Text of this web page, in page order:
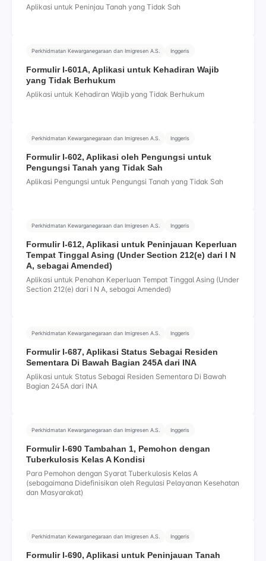
Aplikasi untuk Peninjau Tanah yang Tidak Sah
Perkhidmatan Kewarganegaraan dan Imigresen A.S. Inggeris
Formulir I-601A, Aplikasi untuk Kehadiran Wajib
yang Tidak Berhukum
Aplikasi untuk Kehadiran Wajib yang Tidak Berhukum
Perkhidmatan Kewarganegaraan dan Imigresen A.S. Inggeris
Formulir I-602, Aplikasi oleh Pengungsi untuk
Pengungsi Tanah yang Tidak Sah
Aplikasi Pengungsi untuk Pengungsi Tanah yang Tidak Sah
Perkhidmatan Kewarganegaraan dan Imigresen A.S. Inggeris
Formulir I-612, Aplikasi untuk Peninjauan Keperluan
Tempat Tinggal Asing (Under Section 212(e) dari I N
A, sebagai Amended)
Aplikasi untuk Penahan Keperluan Tempat Tinggal Asing (Under
Section 212(e) dari I N A, sebagai Amended)
Perkhidmatan Kewarganegaraan dan Imigresen A.S. Inggeris
Formulir I-687, Aplikasi Status Sebagai Residen
Sementara Di Bawah Bagian 245A dari INA
Aplikasi untuk Status Sebagai Residen Sementara Di Bawah
Bagian 245A dari INA
Perkhidmatan Kewarganegaraan dan Imigresen A.S. Inggeris
Formulir I-690 Tambahan 1, Pemohon dengan
Tuberkulosis Kelas A Kondisi
Para Pemohon dengan Syarat Tuberkulosis Kelas A
(sebagaimana Didefinisikan oleh Regulasi Pelayanan Kesehatan
dan Masyarakat)
Perkhidmatan Kewarganegaraan dan Imigresen A.S. Inggeris
Formulir I-690, Aplikasi untuk Peninjauan Tanah